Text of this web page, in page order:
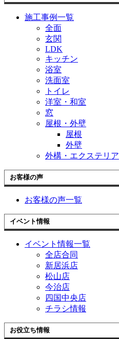
施工事例一覧
全面
玄関
LDK
キッチン
浴室
洗面室
トイレ
洋室・和室
窓
屋根・外壁
屋根
外壁
外構・エクステリア
お客様の声
お客様の声一覧
イベント情報
イベント情報一覧
全店合同
新居浜店
松山店
今治店
四国中央店
チラシ情報
お役立ち情報